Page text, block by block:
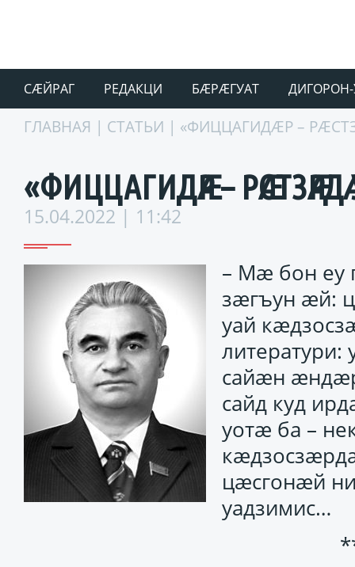
СÆЙРАГ РЕДАКЦИ БÆРÆГУАТ ДИГОРОН-
ГЛАВНАЯ | СТАТЬИ | «ФИЦЦАГИДӔР –
«ФИЦЦАГИДӔР –
15.04.2022 | 11:42
– Мӕ бон еу
зӕгъун ӕй:
уай
сайӕн
сайд куд
уотӕ ба –
цӕсгонӕй
уадзимис…